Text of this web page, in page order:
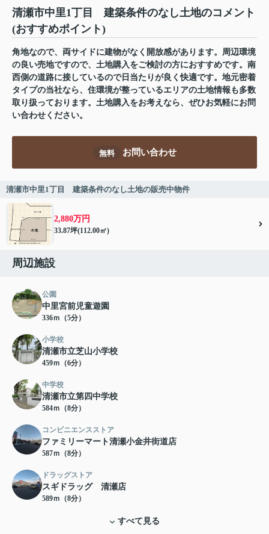
清瀬市中里1丁目 建築条件のなし土地のコメント
(おすすめポイント)
角地なので、両サイドに建物がなく開放感があります。周辺環境
の良い売地ですので、土地購入をご検討の方におすすめです。南
西側の道路に接しているので日当たりが良く快適です。地元密着
タイプの当社なら、住環境が整っているエリアの土地情報も多数
取り扱っております。土地購入をお考えなら、ぜひお気軽にお問
い合わせください。
無料 お問い合わせ
清瀬市中里1丁目 建築条件のなし土地の販売中物件
2,880万円
33.87坪(112.00㎡)
周辺施設
公園
中里宮前児童遊園
336ｍ（5分）
小学校
清瀬市立芝山小学校
459ｍ（6分）
中学校
清瀬市立第四中学校
584ｍ（8分）
コンビニエンスストア
ファミリーマート清瀬小金井街道店
587ｍ（8分）
ドラッグストア
スギドラッグ 清瀬店
589ｍ（8分）
すべて見る